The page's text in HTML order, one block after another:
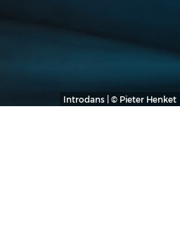
Introdans | © Pieter Henket